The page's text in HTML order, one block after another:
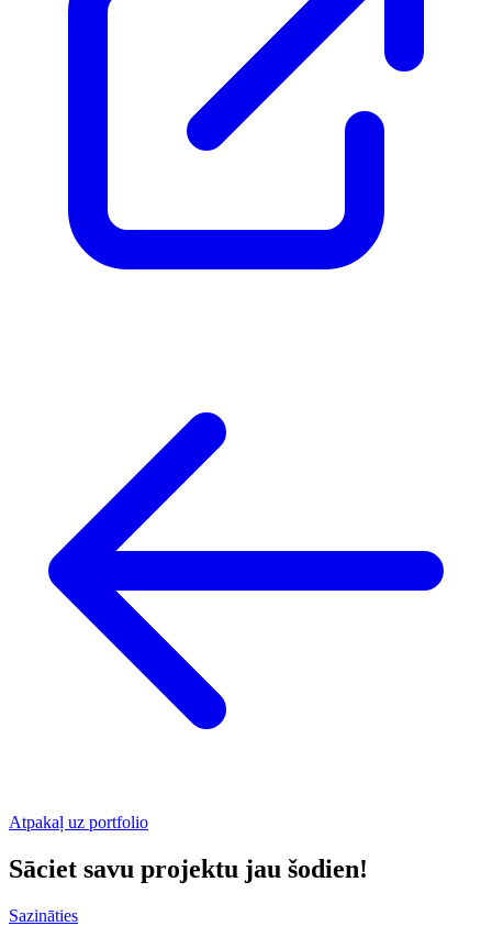
Atpakaļ uz portfolio
Sāciet savu projektu jau šodien!
Sazināties